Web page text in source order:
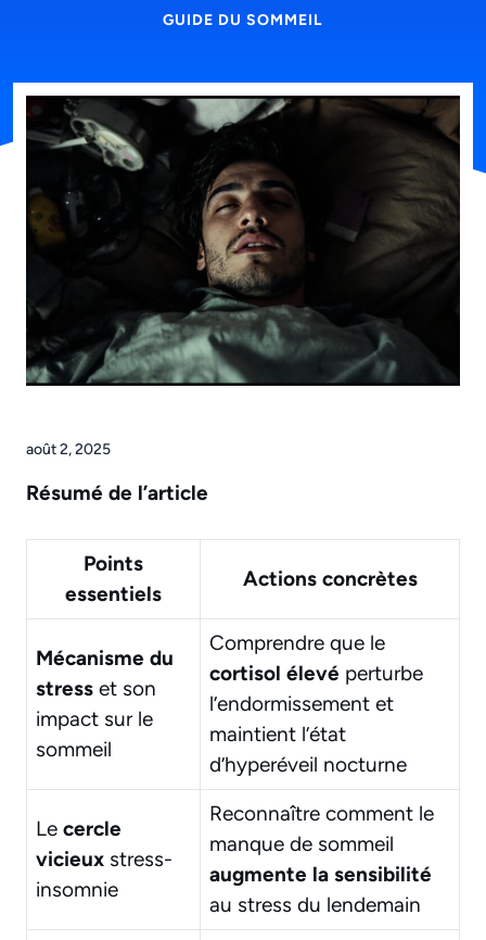
GUIDE DU SOMMEIL
août 2, 2025
Résumé de l’article
Points
essentiels
Actions concrètes
Mécanisme du
stress et son
impact sur le
sommeil
Comprendre que le
cortisol élevé perturbe
l’endormissement et
maintient l’état
d’hyperéveil nocturne
Le cercle
vicieux stress-
insomnie
Reconnaître comment le
manque de sommeil
augmente la sensibilité
au stress du lendemain